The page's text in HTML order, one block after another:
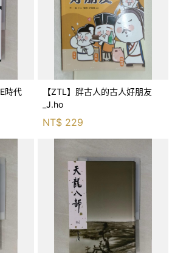
時代
【ZTL】胖古人的古人好朋友
_J.ho
NT$ 229